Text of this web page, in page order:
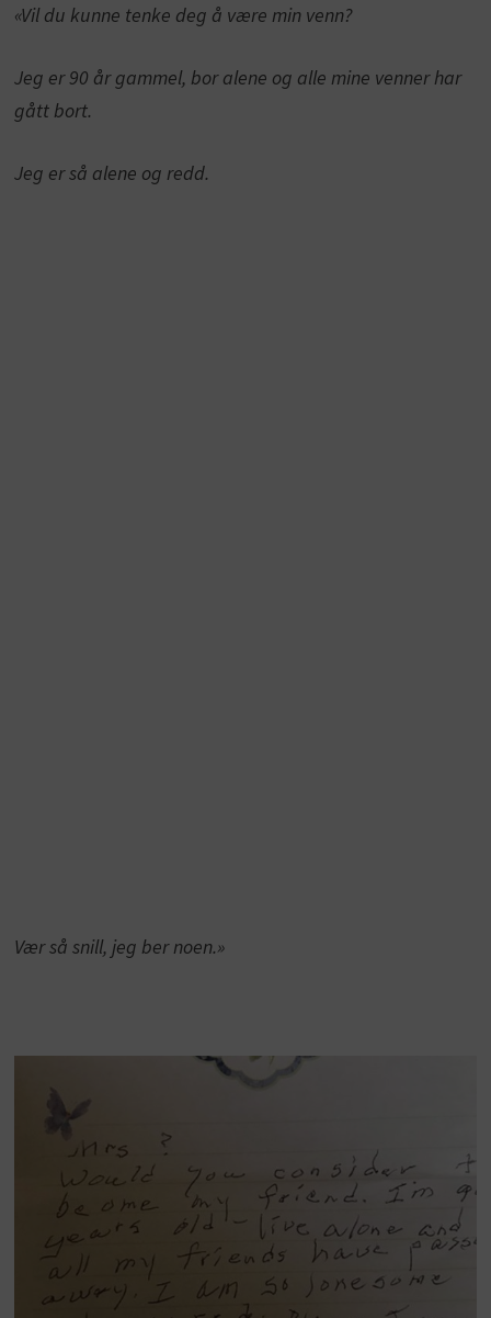
«Vil du kunne tenke deg å være min venn?
Jeg er 90 år gammel, bor alene og alle mine venner har
gått bort.
Jeg er så alene og redd.
Vær så snill, jeg ber noen.»